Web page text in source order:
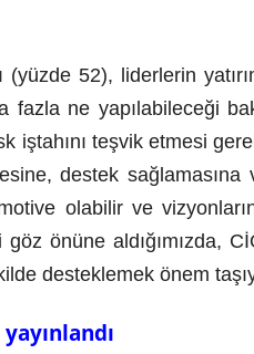
(yüzde 52), liderlerin
ne yapılabileceği
iştahını teşvik etmesi
destek sağlamasına
olabilir ve
göz önüne aldığımızda,
desteklemek önem